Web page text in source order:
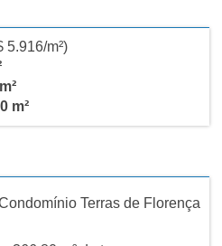
5.916/m²)
m²
Terras de Florença